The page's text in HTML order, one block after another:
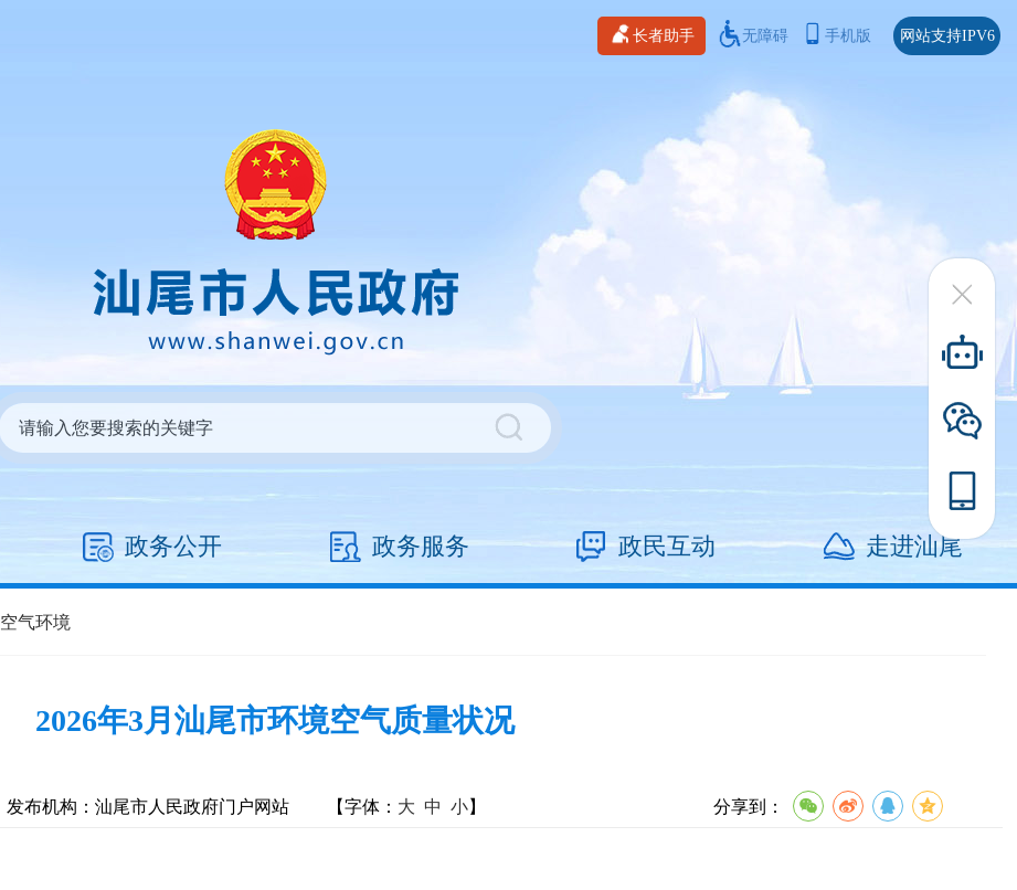
长者助手 无障碍 手机版 网站支持IPV6
政务公开 政务服务 政民互动 走进汕尾
空气环境
2026年3月汕尾市环境空气质量状况
发布机构：汕尾市人民政府门户网站 【字体： 大 中 小】 分享到：